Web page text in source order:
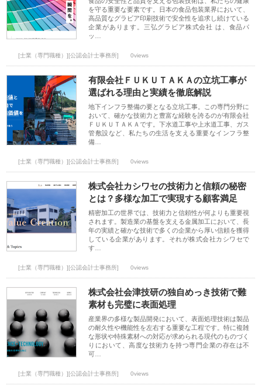
を守る重要な要素です。日本の食品包装業界において、
高品質なグラビア印刷技術で安全性を追求し続けている
企業があります。三弘グラビア株式会社 は、食品パ
ッ…
[士業（専門職種）][公認会計士事務所] 0views
有限会社ＦＵＫＵＴＡＫＡの立坑工事が
選ばれる理由と実績を徹底解説
地下インフラ整備の要となる立坑工事。この専門分野に
おいて、確かな技術力と豊富な経験を誇るのが有限会社
ＦＵＫＵＴＡＫＡです。下水道工事や上水道工事、ガス
管敷設など、私たちの生活を支える重要なインフラ整
備…
[士業（専門職種）][公認会計士事務所] 0views
株式会社カシワセの技術力と信頼の秘密
とは？多様な加工で実現する顧客満足
精密加工の世界では、技術力と信頼性が何よりも重要視
されます。製造業の基盤を支える金属加工において、長
年の実績と確かな技術で多くの企業から厚い信頼を獲得
している企業があります。それが株式会社カシワセで
す…
[士業（専門職種）][公認会計士事務所] 0views
株式会社会津技研の独自めっき技術で難
素材も完璧に表面処理
産業界の多様な製品開発において、表面処理技術は製品
の耐久性や機能性を左右する重要な工程です。特に複雑
な形状や特殊素材への対応が求められる現代のものづく
りにおいて、高度な技術力を持つ専門企業の存在は不
可…
[士業（専門職種）][公認会計士事務所] 0views